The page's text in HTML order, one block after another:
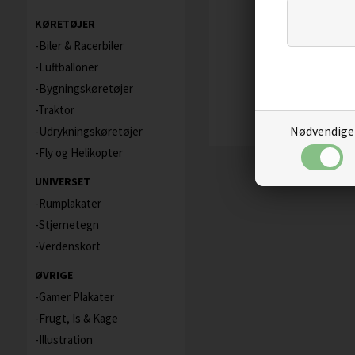
Nødvendige
KØRETØJER
Biler & Racerbiler
Luftballoner
Bygningskøretøjer
Traktor
Udrykningskøretøjer
Fly og Helikopter
UNIVERSET
Rumplakater
Stjernetegn
Verdenskort
ØVRIGE
Gamer Plakater
Frugt, Is & Kage
Illustration